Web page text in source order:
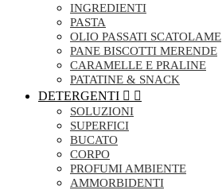
INGREDIENTI
PASTA
OLIO PASSATI SCATOLAME
PANE BISCOTTI MERENDE
CARAMELLE E PRALINE
PATATINE & SNACK
DETERGENTI  
SOLUZIONI
SUPERFICI
BUCATO
CORPO
PROFUMI AMBIENTE
AMMORBIDENTI